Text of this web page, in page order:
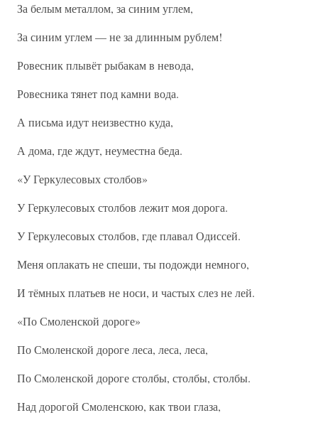
За белым металлом, за синим углем,
За синим углем — не за длинным рублем!
Ровесник плывёт рыбакам в невода,
Ровесника тянет под камни вода.
А письма идут неизвестно куда,
А дома, где ждут, неуместна беда.
«У Геркулесовых столбов»
У Геркулесовых столбов лежит моя дорога.
У Геркулесовых столбов, где плавал Одиссей.
Меня оплакать не спеши, ты подожди немного,
И тёмных платьев не носи, и частых слез не лей.
«По Смоленской дороге»
По Смоленской дороге леса, леса, леса,
По Смоленской дороге столбы, столбы, столбы.
Над дорогой Смоленскою, как твои глаза,